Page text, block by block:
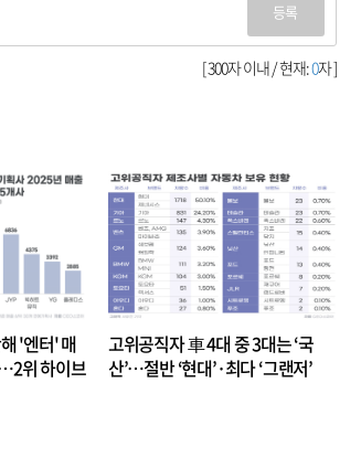
등록
[ 300자 이내 / 현재:0자 ]
'엔터' 매
위 하이브
고위공직자 車 4대 중 3대는 ‘국
산’…절반 ‘현대’·최다 ‘그랜저’